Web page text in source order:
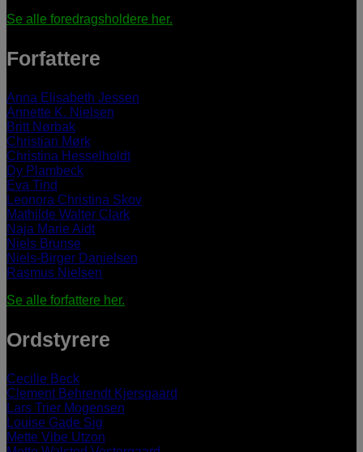
Se alle foredragsholdere her.
Forfattere
Anna Elisabeth Jessen
Annette K. Nielsen
Britt Nørbak
Christian Mørk
Christina Hesselholdt
Dy Plambeck
Eva Tind
Leonora Christina Skov
Mathilde Walter Clark
Naja Marie Aidt
Niels Brunse
Niels-Birger Danielsen
Rasmus Nielsen
Se alle forfattere her.
Ordstyrere
Cecilie Beck
Clement Behrendt Kjersgaard
Lars Trier Mogensen
Louise Gade Sig
Mette Vibe Utzon